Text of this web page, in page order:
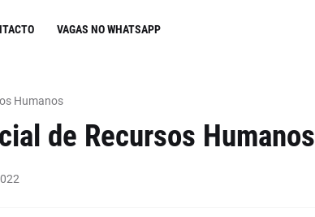
VAGAS NO WHATSAPP
Humanos
de Recursos Humanos